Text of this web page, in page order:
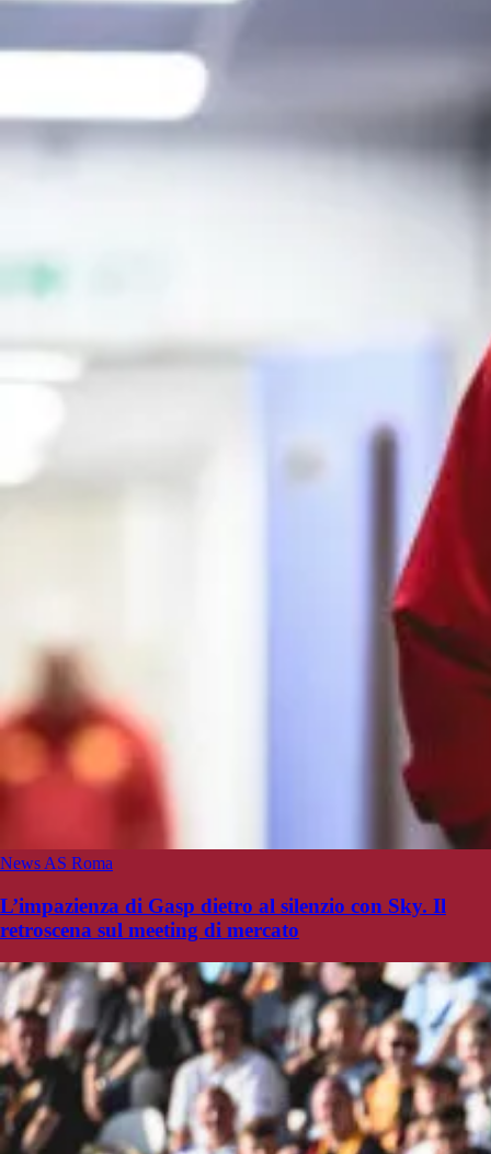
News AS Roma
L’impazienza di Gasp dietro al silenzio con Sky. Il
retroscena sul meeting di mercato